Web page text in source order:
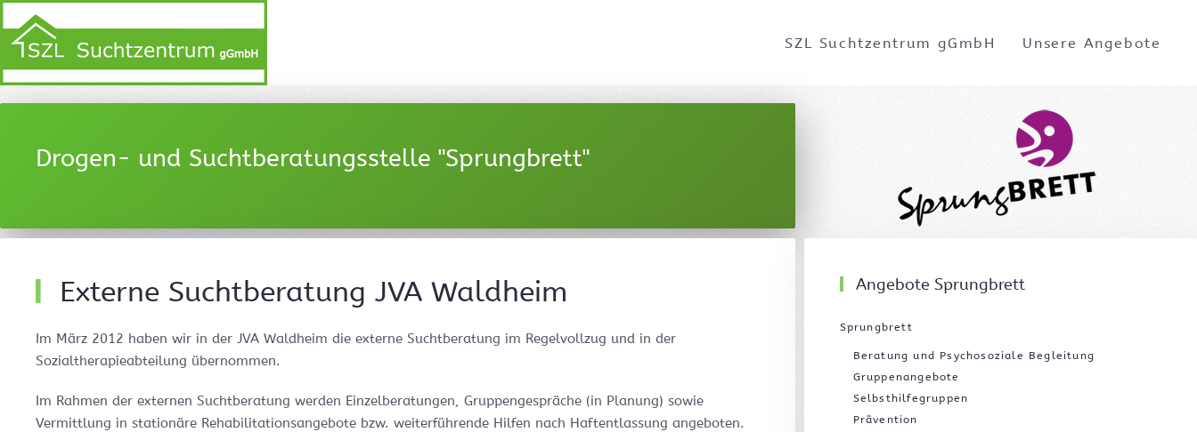
SZL Suchtzentrum gGmbH Unsere Angebote
Drogen- und Suchtberatungsstelle "Sprungbrett"
Externe Suchtberatung JVA Waldheim
Im März 2012 haben wir in der JVA Waldheim die externe Suchtberatung im Regelvollzug und in der
Sozialtherapieabteilung übernommen.
Im Rahmen der externen Suchtberatung werden Einzelberatungen, Gruppengespräche (in Planung) sowie
Vermittlung in stationäre Rehabilitationsangebote bzw. weiterführende Hilfen nach Haftentlassung angeboten.
Angebote Sprungbrett
Sprungbrett
Beratung und Psychosoziale Begleitung
Gruppenangebote
Selbsthilfegruppen
Prävention